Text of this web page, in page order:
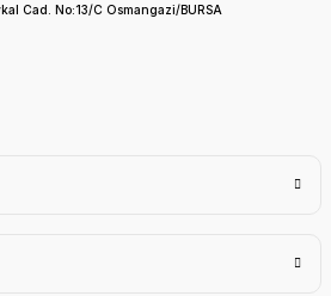
Cad. No:13/C Osmangazi/BURSA